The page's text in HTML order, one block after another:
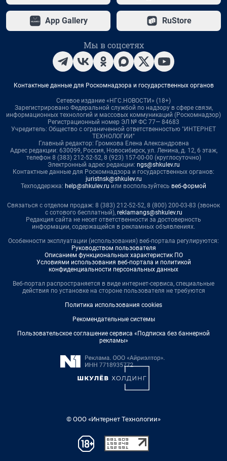
App Gallery RuStore
Мы в соцсетях
Контактные данные для Роскомнадзора и государственных органов
Сетевое издание «НГС.НОВОСТИ» (18+)
Зарегистрировано Федеральной службой по надзору в сфере связи,
информационных технологий и массовых коммуникаций (Роскомнадзор)
Регистрационный номер ЭЛ № ФС 77— 84683
Учредитель: Общество с ограниченной ответственностью "ИНТЕРНЕТ
ТЕХНОЛОГИИ"
Главный редактор: Громкова Елена Александровна
Адрес редакции: 630099, Россия, Новосибирск, ул. Ленина, д. 12, 6 этаж,
телефон 8 (383) 212-52-52, 8 (923) 157-00-00 (круглосуточно)
Электронный адрес редакции: ngs@shkulev.ru
Контактные данные для Роскомнадзора и государственных органов:
juristnsk@shkulev.ru
Техподдержка: help@shkulev.ru или воспользуйтесь веб-формой
Связаться с отделом продаж: 8 (383) 212-52-52, 8 (800) 200-03-83 (звонок
с сотового бесплатный), reklamangs@shkulev.ru
Редакция сайта не несет ответственности за достоверность
информации, содержащейся в рекламных объявлениях.
Особенности эксплуатации (использования) веб-портала регулируются:
Руководством пользователя
Описанием функциональных характеристик ПО
Условиями использования веб-портала и политикой
конфиденциальности персональных данных
Веб-портал распространяется в виде интернет-сервиса, специальные
действия по установке на стороне пользователя не требуются
Политика использования cookies
Рекомендательные системы
Пользовательское соглашение сервиса «Подписка без баннерной
рекламы»
© ООО «Интернет Технологии»